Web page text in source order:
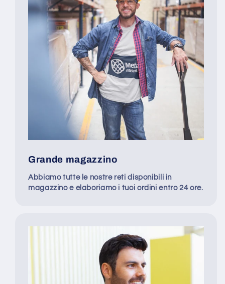
Grande magazzino
Abbiamo tutte le nostre reti disponibili in
magazzino e elaboriamo i tuoi ordini entro 24 ore.